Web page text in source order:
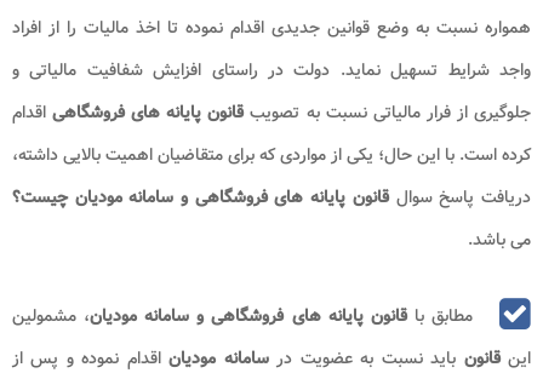
همواره نسبت به وضع قوانین جدیدی اقدام نموده تا اخذ مالیات را از افراد
واجد شرایط تسهیل نماید. دولت در راستای افزایش شفافیت مالیاتی و
جلوگیری از فرار مالیاتی نسبت به تصویبقانون پایانه های فروشگاهیاقدام
کرده است. با این حال؛ یکی از مواردی که برای متقاضیان اهمیت بالایی داشته،
دریافت پاسخ سوال قانون پایانه های فروشگاهی و سامانه مودیان چیست؟
می باشد.
مطابق باقانون پایانه های فروشگاهی و سامانه مودیان، مشمولین
اینقانون باید نسبت به عضویت درسامانه مودیاناقدام نموده و پس از